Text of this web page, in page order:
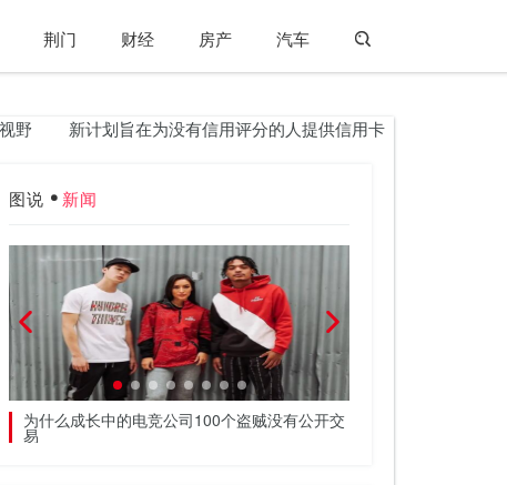
荆门 财经 房产 汽车
新计划旨在为没有信用评分的人提供信用卡
图说 新闻
为什么成长中的电竞公司100个盗贼没有公开交
易